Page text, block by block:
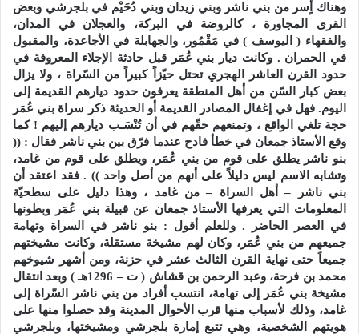
وهناك أٍسر من بني ناشر وبني زيدان وبني دُحَيْم في بلجرشي وبعض
القرى المجاورة ، كالروضة في البركة، والعجلان في المدان،
والفقهاء ( اليوسف ) في مَقْمُور، والجهابلة في الأجاعدة، والمقبول
في الحمران . وكانت ديار بني عُمَر قبل حادثة الإجلاء المعروفة في
حدود القرن العاشر الهجري تحتل حيّزاً كبيراً من السّراة ، ولا يزال
بعض كبار السّن من أهل المنطقة يعرفون حدود ديارهم القديمة إلى
اليوم. فهل في إغفال المصادر القديمة أو الحديثة ذكر سراة بني عُمَر
حجة تلغي الواقع ، وتمنعهم حقّهم في أن تُنْسَـب ديارهم إليهم ! كما
وقع الأستاذ جمعان في خطأ فادح عندما فرّق بين بني ناشر فقال : ((
بنو ناشر يطلق على قوم من بني عُمَر، ويطلق على قوم من غامد،
وتشابه الاسم ليس دليلاً على أنهم من أصل واحد )) . فقد اعتقد أن
بني ناشر – أهل السراة – من غامد ، وهذا دليل على سطحيّة
المعلومات التي يعرفها الأستاذ جمعان عن قبيلة بني عُمَر وبطونها
في العصر الحاضر . وللعلم أقول : بنو ناشر في السراة وتهامة
جميعهم من بني عُمَر، وكان لهم مشيخة مستقلة، وكانت مشيختهم
جميعاً حتى نهاية القرن الثالث عشر في حزنة، ومن أشهر شيوخهم
محمد بن فرحة، وعبد الرحمن بن قشاش ( ت – 1296هـ ) وبعد انتقال
مشيخة بني عُمَر إلى تهامة، انتسب أفراد من بني ناشر السّراة إلى
غامد، وذلك لأسباب منها قرب الأحوال المدينة وقد حصلوا منها على
هويتهم الشخصية، وهي تتبع إمارة بلجرشي ومشيختها، وبلجرشي